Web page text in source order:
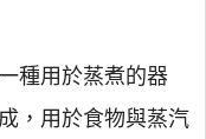
種用於蒸煮的器
，用於食物與蒸汽